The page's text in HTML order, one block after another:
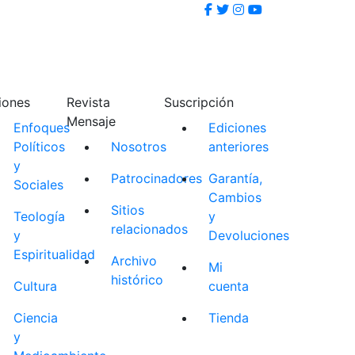
Enfoques
Políticos
y
Sociales
Teología
y
Espiritualidad
Cultura
Ciencia
y
Revista
Mensaje
Nosotros
Patrocinadores
Sitios
relacionados
Archivo
histórico
Suscripción
Ediciones
anteriores
Garantía,
Cambios
y
Devoluciones
Mi
cuenta
Tienda